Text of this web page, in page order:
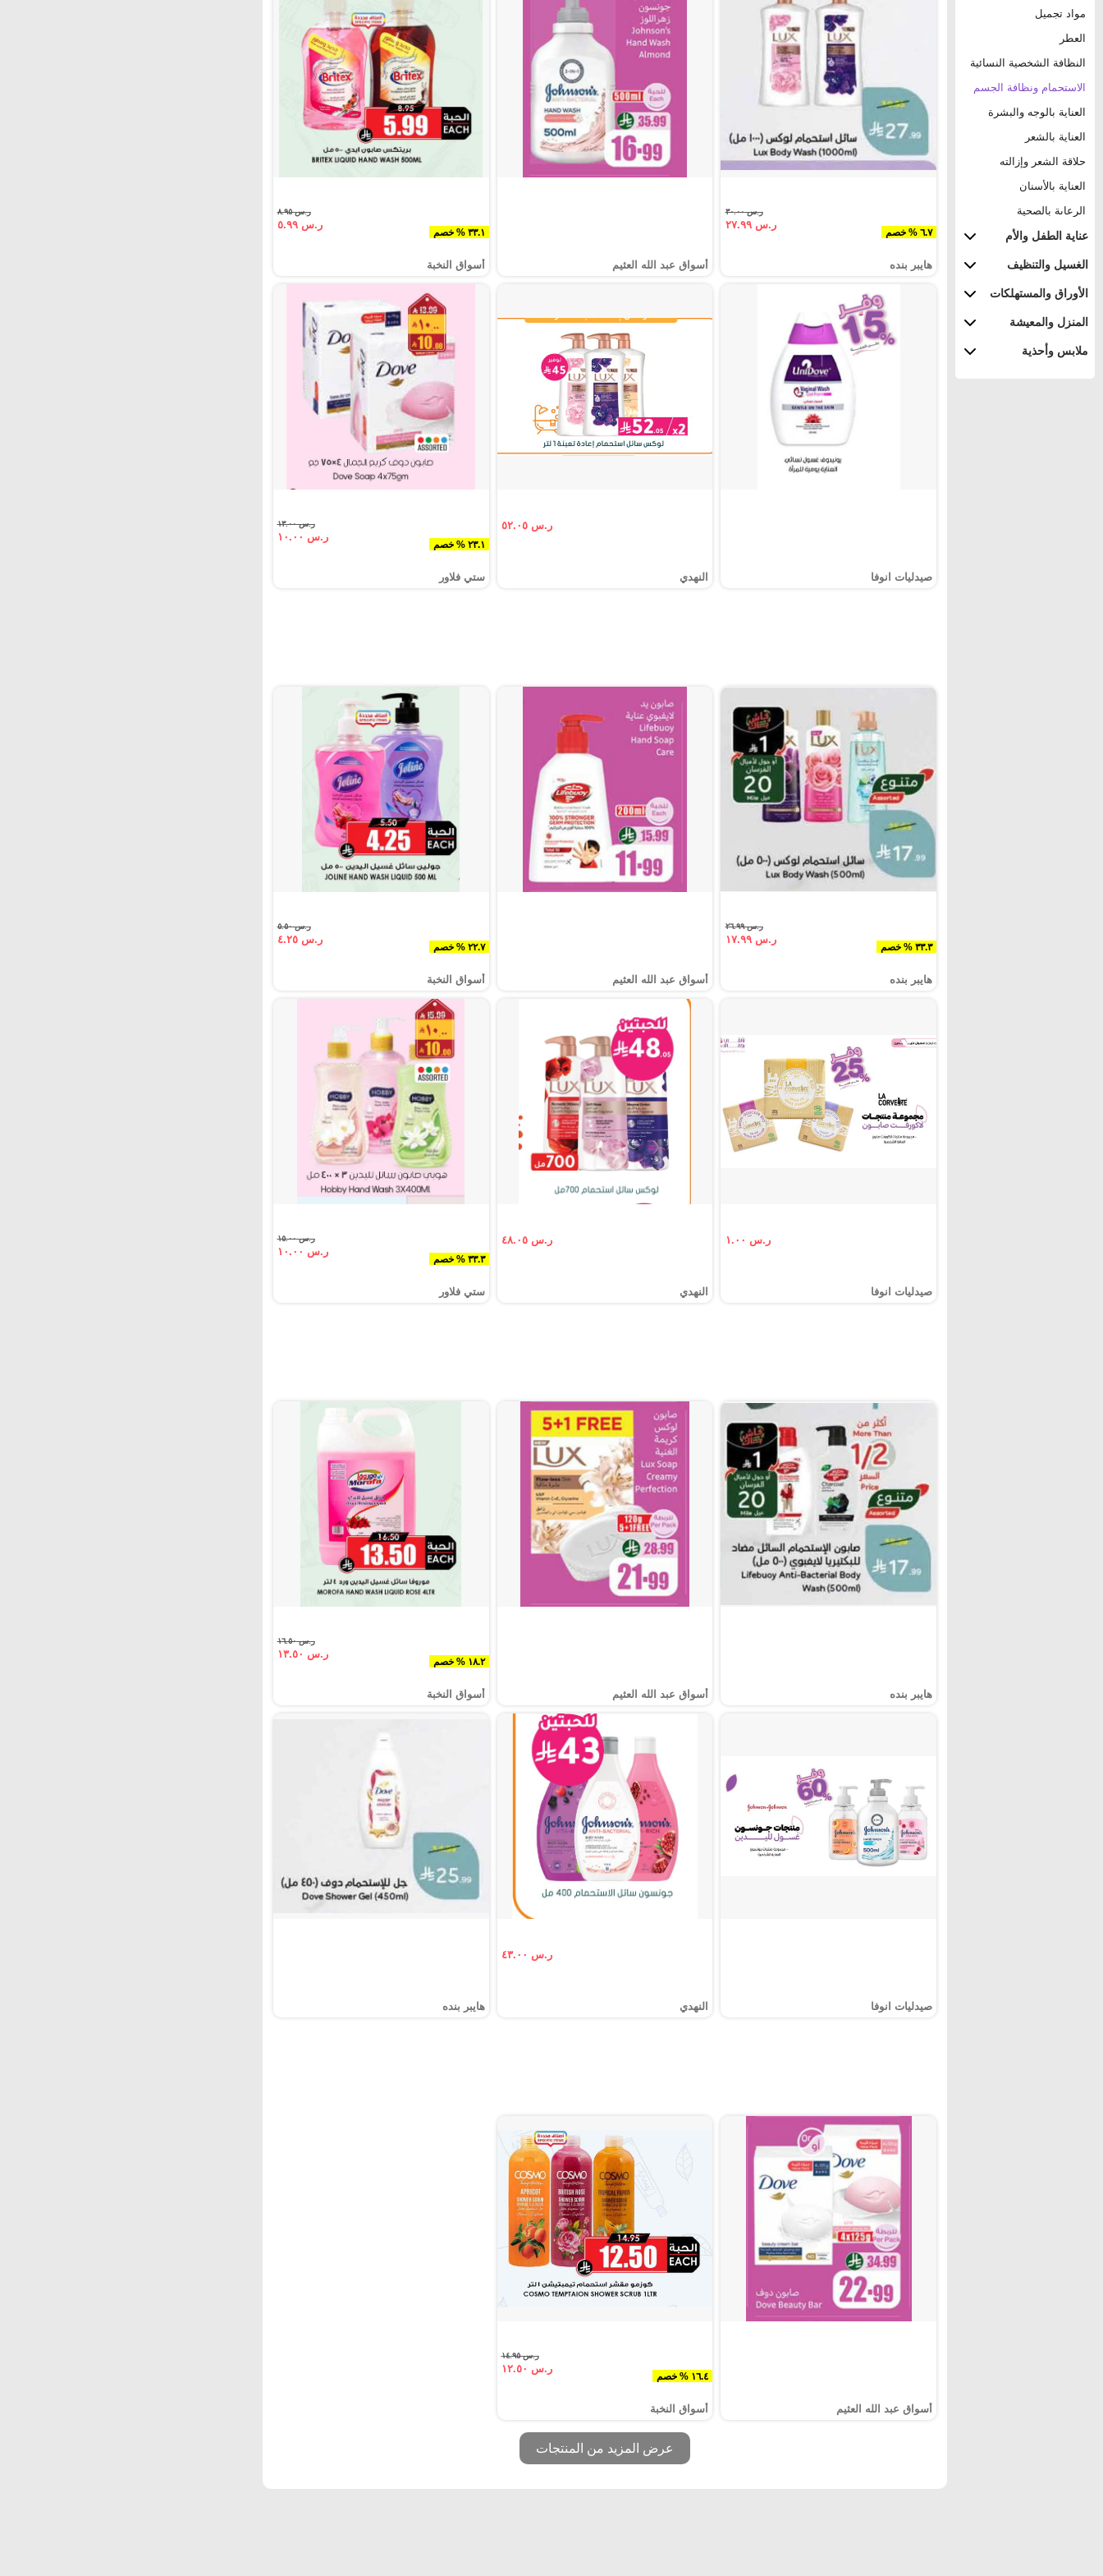
مواد تجميل
العطر
النظافة الشخصية النسائية
الاستحمام ونظافة الجسم
العناية بالوجه والبشرة
العناية بالشعر
حلاقة الشعر وإزالته
العناية بالأسنان
الرعاىة بالصحية
عناية الطفل والأم
الغسيل والتنظيف
الأوراق والمستهلكات
المنزل والمعيشة
ملابس وأحذية
٦.٧ % خصم
ر.س ٣٠.٠٠
ر.س ٢٧.٩٩
هايبر بنده أسواق عبد الله العثيم
٣٣.١ % خصم
ر.س ٨.٩٥
ر.س ٥.٩٩
أسواق النخبة
صيدليات انوفا
ر.س ٥٢.٠٥
النهدي
٢٣.١ % خصم
ر.س ١٣.٠٠
ر.س ١٠.٠٠
ستي فلاور
٣٣.٣ % خصم
ر.س ٢٦.٩٩
ر.س ١٧.٩٩
هايبر بنده أسواق عبد الله العثيم
٢٢.٧ % خصم
ر.س ٥.٥٠
ر.س ٤.٢٥
أسواق النخبة
ر.س ١.٠٠
صيدليات انوفا
ر.س ٤٨.٠٥
النهدي
٣٣.٣ % خصم
ر.س ١٥.٠٠
ر.س ١٠.٠٠
ستي فلاور
هايبر بنده أسواق عبد الله العثيم
١٨.٢ % خصم
ر.س ١٦.٥٠
ر.س ١٣.٥٠
أسواق النخبة
صيدليات انوفا
ر.س ٤٣.٠٠
النهدي هايبر بنده
أسواق عبد الله العثيم
١٦.٤ % خصم
ر.س ١٤.٩٥
ر.س ١٢.٥٠
أسواق النخبة
عرض المزيد من المنتجات